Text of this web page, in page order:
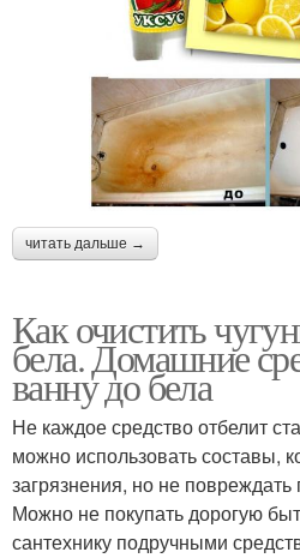
читать дальше →
Как очистить
бела. Домашние
ванну до бела
Не каждое средство отбелит
можно использовать составы,
загрязнения, но не повреждать
Можно не покупать дорогую
сантехнику подручными